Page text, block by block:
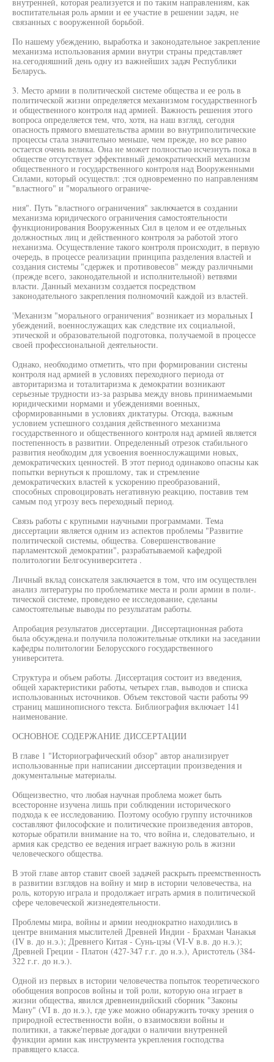
воспитательная роль армии и ее участие в решении задач, не
связанных с вооруженной борьбой.
По нашему убеждению, выработка и законодательное закрепление
механизма использования армии внутри страны представляет
на.сегодняшний день одну из важнейших задач Республики
Беларусь.
3. Место армии в политической системе общества и ее роль в
политической жизни определяется механизмом государственногЬ
и общественного контроля над армией. Важность решения этого
вопроса определяется тем, что, хотя, на наш взгляд, сегодня
опасность прямого вмешательства армии во внутриполитические
процессы стала значительно меньше, чем прежде, но все равно
остается очень велика. Она не может полностью исчезнуть пока в
обществе отсутствует эффективный демократический механизм
общественного и государственного контроля над Вооруженными
Силами, который осуществл: ;тся одновременно по направлениям
"властного" и "морального ограниче-
ния". Путь "властного ограничения" заключается в создании
механизма юридического ограничения самостоятельности
функционирования Вооруженных Сил в целом и ее отдельных
должностных лиц и действенного контроля эа работой этого
неханизма. Осуществление такого контроля происходит, в первую
очередь, в процессе реализации принципа разделения властей и
создания системы "сдержек и противовесов" между различными
(прежде всего, законодательной и исполнительной) ветвями
власти. Данный механизм создается посредством
законодательного закрепления полномочий каждой из властей.
'Механизм "морального ограничения" возникает из моральных I
убеждений, военнослужащих как следствие их социальной,
этической и образовательной подготовка, получаемой в процессе
своей профессиональной деятельности.
Однако, необходимо отметить, что при формировании систены
контроля над армией в условиях переходного периода от
авторитаризма и тоталитаризма к демократии возникают
серьезные трудности из-за разрыва между вновь принимаемыми
юридическими нормами и убеждениями военных,
сформированными в условиях диктатуры. Отсюда, важным
условием успешного создания действенного механизма
государственного и общественного контроля над армией является
постепенность в развитии. Определенный отрезок стабильного
развития необходим для усвоения военнослужащими новых,
демократических ценностей. В этот период одинаково опасны как
попытки вернуться к прошлому, так и стремление
демократических властей к ускорению преобразований,
способных спровоцировать негативную реакцию, поставив тем
самым под угрозу весь переходный период.
Связь работы с крупными научными программами. Тема
диссертации является одним из аспектов проблемы "Развитие
политической системы, общества. Совершенствование
парламентской демократии", разрабатываемой кафедрой
политологии Белгосуниверситета .
Личный вклад соискателя заключается в том, что им осуществлен
анализ литературы по проблематике места и роли армии в поли-.
тической системе, проведено ее исследование, сделаны
самостоятельные выводы по результатам работы.
Апробация результатов диссертации. Диссертационная работа
была обсуждена.и получила положительные отклики на заседании
кафедры политологии Белорусского государственного
университета.
Структура и объем работы. Диссертация состоит из введения,
общей характеристики работы, четырех глав, выводов и списка
использованных источников. Объем текстовой части работы 99
страниц машинописного текста. Библиография включает 141
наименование.
ОСНОВНОЕ СОДЕРЖАНИЕ ДИССЕРТАЦИИ
В главе 1 "Историографический обзор" автор анализирует
использованные при написании диссертации произведения и
документальные материалы.
Общеизвестно, что любая научная проблема может быть
всесторонне изучена лишь при соблюдении исторического
подхода к ее исследованию. Поэтому особую группу источников
составляют философские и политические произведения авторов,
которые обратили внимание на то, что война и, следовательно, и
армия как средство ее ведения играет важную роль в жизни
человеческого общества.
В этой главе автор ставит своей задачей раскрыть преемственность
в развитии взглядов на войну и мир в истории человечества, на
роль, которую играла и продолжает играть армия в политической
сфере человеческой жизнедеятельности.
Проблемы мира, войны и армии неоднократно находились в
центре внимания мыслителей Древней Индии - Брахман Чанакья
(IV в. до н.э.); Древнего Китая - Сунь-цэы (VI-V в.в. до н.э.);
Древней Греции - Платон (427-347 г.г. до н.э.), Аристотель (384-
322 г.г. до н.э.).
Одной из первых в истории человечества попыток теоретического
обобщения вопросов войны и той роли, которую она играет в
жизни общества, явился древнеиндийский сборник "Законы
Ману" (VI в. до н.э.), где уже можно обнаружить точку зрения о
природной естественности войн, о взаимосвязи войны и
политики, а также'первые догадки о наличии внутренней
функции армии как инструмента укрепления господства
правящего класса.